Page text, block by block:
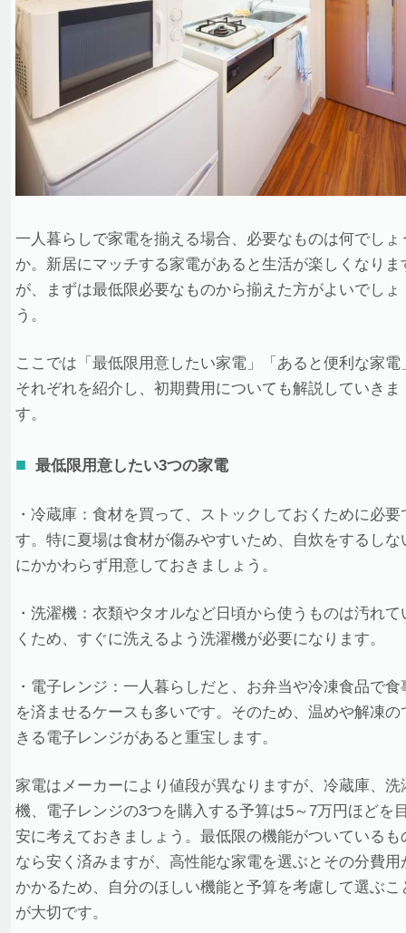
一人暮らしで家電を揃える場合、必要なものは何でしょ
か。新居にマッチする家電があると生活が楽しくなりま
が、まずは最低限必要なものから揃えた方がよいでしょ
う。
ここでは「最低限用意したい家電」「あると便利な家電
それぞれを紹介し、初期費用についても解説していきま
す。
最低限用意したい3つの家電
・冷蔵庫：食材を買って、ストックしておくために必要
す。特に夏場は食材が傷みやすいため、自炊をするしな
にかかわらず用意しておきましょう。
・洗濯機：衣類やタオルなど日頃から使うものは汚れて
くため、すぐに洗えるよう洗濯機が必要になります。
・電子レンジ：一人暮らしだと、お弁当や冷凍食品で食
を済ませるケースも多いです。そのため、温めや解凍の
きる電子レンジがあると重宝します。
家電はメーカーにより値段が異なりますが、冷蔵庫、洗
機、電子レンジの3つを購入する予算は5～7万円ほどを
安に考えておきましょう。最低限の機能がついているも
なら安く済みますが、高性能な家電を選ぶとその分費用
かかるため、自分のほしい機能と予算を考慮して選ぶこ
が大切です。